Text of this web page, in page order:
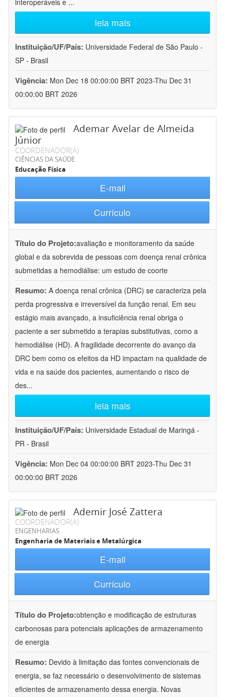
interoperáveis e ...
leia mais
Instituição/UF/País: Universidade Federal de São Paulo -
SP - Brasil
Vigência: Mon Dec 18 00:00:00 BRT 2023-Thu Dec 31
00:00:00 BRT 2026
Ademar Avelar de Almeida
Júnior
COORDENADOR(A)
CIÊNCIAS DA SAÚDE
Educação Física
E-mail
Currículo
Título do Projeto:avaliação e monitoramento da saúde
global e da sobrevida de pessoas com doença renal crônica
submetidas a hemodiálise: um estudo de coorte
Resumo: A doença renal crônica (DRC) se caracteriza pela
perda progressiva e irreversível da função renal. Em seu
estágio mais avançado, a insuficiência renal obriga o
paciente a ser submetido a terapias substitutivas, como a
hemodiálise (HD). A fragilidade decorrente do avanço da
DRC bem como os efeitos da HD impactam na qualidade de
vida e na saúde dos pacientes, aumentando o risco de
des...
leia mais
Instituição/UF/País: Universidade Estadual de Maringá -
PR - Brasil
Vigência: Mon Dec 04 00:00:00 BRT 2023-Thu Dec 31
00:00:00 BRT 2026
Ademir José Zattera
COORDENADOR(A)
ENGENHARIAS
Engenharia de Materiais e Metalúrgica
E-mail
Currículo
Título do Projeto:obtenção e modificação de estruturas
carbonosas para potenciais aplicações de armazenamento
de energia
Resumo: Devido à limitação das fontes convencionais de
energia, se faz necessário o desenvolvimento de sistemas
eficientes de armazenamento dessa energia. Novas